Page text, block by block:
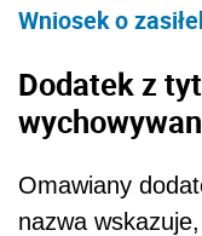
Wniosek o
Dodatek z
Omawiany
nazwa